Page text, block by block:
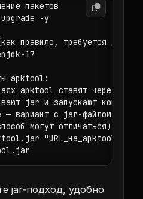
пакетов
-y
правило, требуется для
17
apktool:
apktool ставят через
jar и запускают
— вариант с jar-файлом
могут отличаться):
"URL_на_apktool.jar"
jar‑подход, удобно